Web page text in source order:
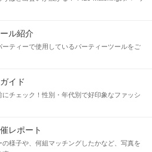
ル紹介
ーティーで使用しているパーティーツールをご
イド
にチェック！性別・年代別で好印象なファッシ
レポート
の様子や、何組マッチングしたかなど、写真を